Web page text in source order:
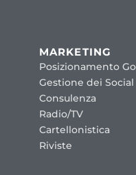
MARKETING
Posizionamento
Gestione dei Social
Consulenza
Radio/TV
Cartellonistica
Riviste